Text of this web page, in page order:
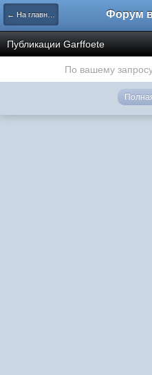
← На главную
Публикации Garffoete
По вашему